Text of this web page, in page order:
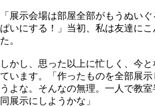
「展示会場は部屋全部がもうぬい
ぱいにする！」当初、私は友達に
た。
しかし、思った以上に忙しく、今
ています。「作ったものを全部展
うよな。そんなの無理。一人で教
同展示にしようかな」